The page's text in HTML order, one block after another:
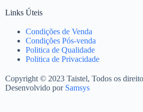
Links Úteis
Condições de Venda
Condições Pós-venda
Politica de Qualidade
Politica de Privacidade
Copyright © 2023 Taistel, Todos os
Desenvolvido por Samsys